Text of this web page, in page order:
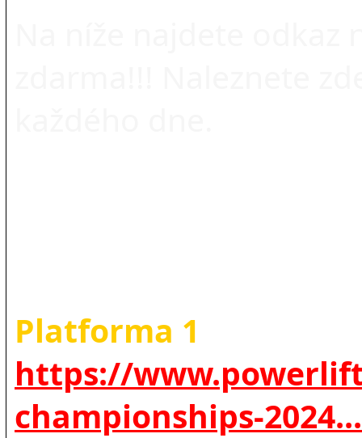
Platforma 1
https://
championships-2024...